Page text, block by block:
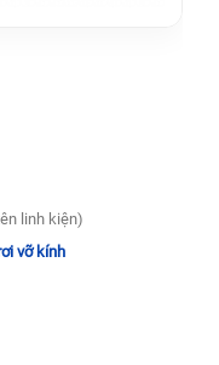
linh kiện)
vỡ kính